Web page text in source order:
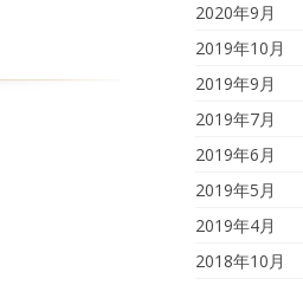
2020年9月
2019年10月
2019年9月
2019年7月
2019年6月
2019年5月
2019年4月
2018年10月